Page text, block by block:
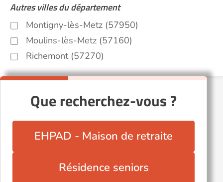
Autres villes du département
Montigny-lès-Metz (57950)
Moulins-lès-Metz (57160)
Richemont (57270)
Que recherchez-vous ?
EHPAD - Maison de retraite
Résidence seniors